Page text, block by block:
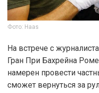
Фото: Haas
На встрече с
Гран При Бахрейна
намерен провести
сможет вернуться за